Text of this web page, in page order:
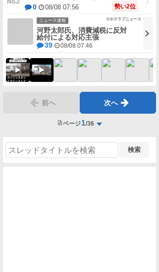
0 08/08 07:56 勢い2位
河野太郎氏、消費減税に反対
給付による対応主張
39 08/08 07:46
ニュース速報 ©ホスラブニュース
前へ 次へ
ページ1 /36
検索